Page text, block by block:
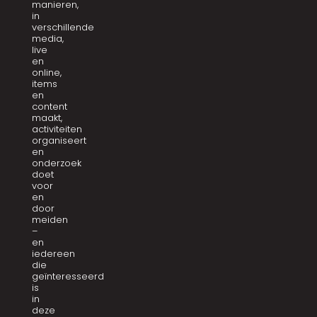
manieren,
in
verschillende
media,
live
en
online,
items
en
content
maakt,
activiteiten
organiseert
en
onderzoek
doet
voor
en
door
meiden
–
en
iedereen
die
geïnteresseerd
is
in
deze